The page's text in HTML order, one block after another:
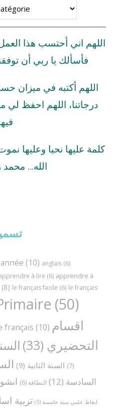
اللهم اني أحتسب هذا
فأسألك يا ربي أن
اللهم أكتبه في ميزان
درجاتنا، اللهم احفظ
كلمة عليها نحيا وعليها
الله…
(10) anglais (6)
à lire (6) apprendre à
(8) le français facile (6) le français
(50)
français (10) اقسام
التحضيري (33)
(7)
السنة الثانية (9)
السادسة (12) النظافة (6)
ايقاظ علمي سنة خامسة (5) تربية